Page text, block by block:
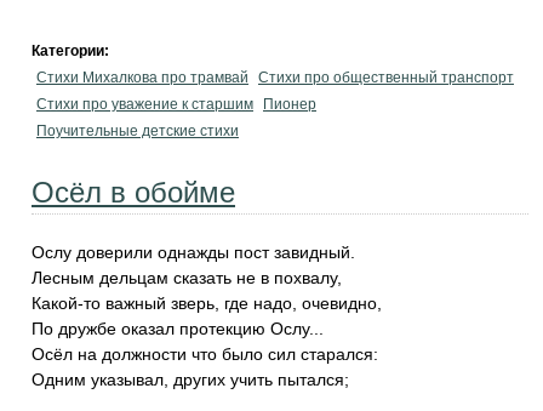
Категории:
Стихи Михалкова про трамвай
Стихи про общественный транспорт
Стихи про уважение к старшим
Пионер
Поучительные детские стихи
Осёл в обойме
Ослу доверили однажды пост завидный.
Лесным дельцам сказать не в похвалу,
Какой-то важный зверь, где надо, очевидно,
По дружбе оказал протекцию Ослу...
Осёл на должности что было сил старался:
Одним указывал, других учить пытался;